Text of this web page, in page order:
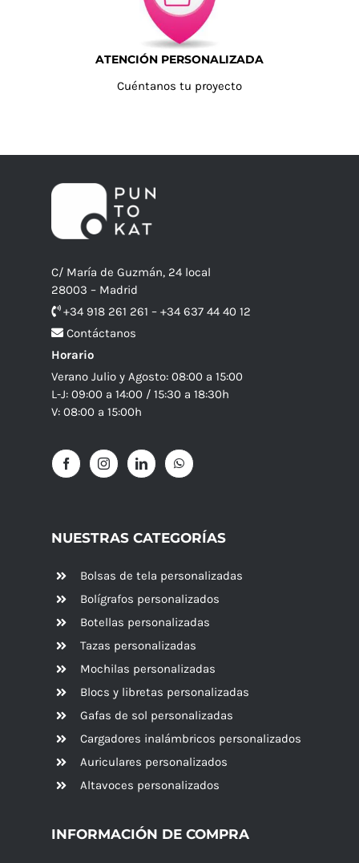
ATENCIÓN PERSONALIZADA
Cuéntanos tu proyecto
C/ María de Guzmán, 24 local
28003 – Madrid
+34 918 261 261 – +34 637 44 40 12
Contáctanos
Horario
Verano Julio y Agosto: 08:00 a 15:00
L-J: 09:00 a 14:00 / 15:30 a 18:30h
V: 08:00 a 15:00h
NUESTRAS CATEGORÍAS
Bolsas de tela personalizadas
Bolígrafos personalizados
Botellas personalizadas
Tazas personalizadas
Mochilas personalizadas
Blocs y libretas personalizadas
Gafas de sol personalizadas
Cargadores inalámbricos personalizados
Auriculares personalizados
Altavoces personalizados
INFORMACIÓN DE COMPRA